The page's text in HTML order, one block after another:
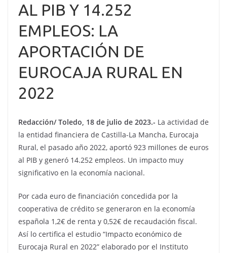
AL PIB Y 14.252
EMPLEOS: LA
APORTACIÓN DE
EUROCAJA RURAL EN
2022
Redacción/ Toledo, 18 de julio de 2023.- La actividad de
la entidad financiera de Castilla-La Mancha, Eurocaja
Rural, el pasado año 2022, aportó 923 millones de euros
al PIB y generó 14.252 empleos. Un impacto muy
significativo en la economía nacional.
Por cada euro de financiación concedida por la
cooperativa de crédito se generaron en la economía
española 1,2€ de renta y 0,52€ de recaudación fiscal.
Así lo certifica el estudio “Impacto económico de
Eurocaja Rural en 2022” elaborado por el Instituto